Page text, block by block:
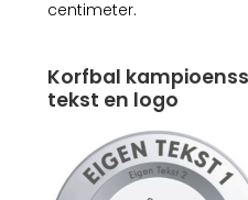
centimeter.
Korfbal
tekst en logo